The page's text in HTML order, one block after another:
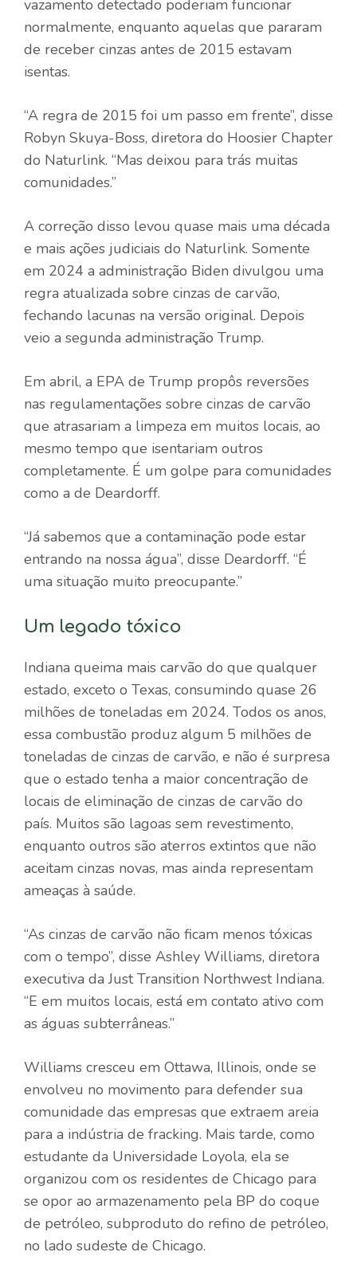
vazamento detectado poderiam funcionar
normalmente, enquanto aquelas que pararam
de receber cinzas antes de 2015 estavam
isentas.
“A regra de 2015 foi um passo em frente”, disse
Robyn Skuya-Boss, diretora do Hoosier Chapter
do Naturlink. “Mas deixou para trás muitas
comunidades.”
A correção disso levou quase mais uma década
e mais ações judiciais do Naturlink. Somente
em 2024 a administração Biden divulgou uma
regra atualizada sobre cinzas de carvão,
fechando lacunas na versão original. Depois
veio a segunda administração Trump.
Em abril, a EPA de Trump propôs reversões
nas regulamentações sobre cinzas de carvão
que atrasariam a limpeza em muitos locais, ao
mesmo tempo que isentariam outros
completamente. É um golpe para comunidades
como a de Deardorff.
“Já sabemos que a contaminação pode estar
entrando na nossa água”, disse Deardorff. “É
uma situação muito preocupante.”
Um legado tóxico
Indiana queima mais carvão do que qualquer
estado, exceto o Texas, consumindo quase 26
milhões de toneladas em 2024. Todos os anos,
essa combustão produz algum 5 milhões de
toneladas de cinzas de carvão, e não é surpresa
que o estado tenha a maior concentração de
locais de eliminação de cinzas de carvão do
país. Muitos são lagoas sem revestimento,
enquanto outros são aterros extintos que não
aceitam cinzas novas, mas ainda representam
ameaças à saúde.
“As cinzas de carvão não ficam menos tóxicas
com o tempo”, disse Ashley Williams, diretora
executiva da Just Transition Northwest Indiana.
“E em muitos locais, está em contato ativo com
as águas subterrâneas.”
Williams cresceu em Ottawa, Illinois, onde se
envolveu no movimento para defender sua
comunidade das empresas que extraem areia
para a indústria de fracking. Mais tarde, como
estudante da Universidade Loyola, ela se
organizou com os residentes de Chicago para
se opor ao armazenamento pela BP do coque
de petróleo, subproduto do refino de petróleo,
no lado sudeste de Chicago.